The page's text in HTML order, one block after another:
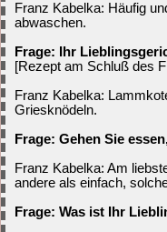
Franz Kabelka: Häufig
abwaschen.
Frage: Ihr
[Rezept am Schluß des
Franz Kabelka:
Griesknödeln.
Frage: Gehen Sie
Franz Kabelka: Am
andere als einfach,
Frage: Was ist Ihr